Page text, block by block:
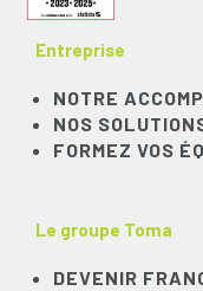
Entreprise
NOTRE
NOS
FORMEZ VOS
Le groupe Toma
DEVENIR